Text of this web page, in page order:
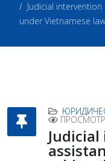
Judicial
under Vietnamese law